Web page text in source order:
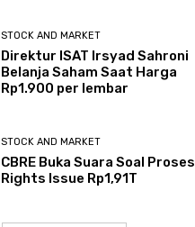
STOCK AND MARKET
Direktur ISAT Irsyad Sahroni
Belanja Saham Saat Harga
Rp1.900 per lembar
STOCK AND MARKET
CBRE Buka Suara Soal Proses
Rights Issue Rp1,91T